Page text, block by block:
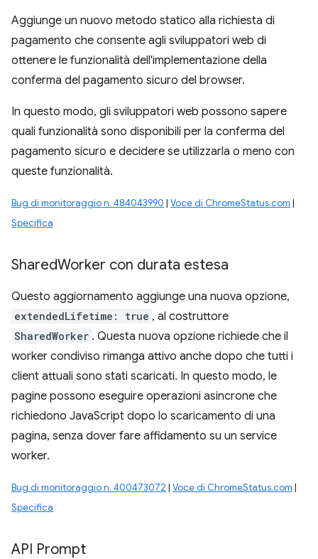
Aggiunge un nuovo metodo statico alla richiesta di
pagamento che consente agli sviluppatori web di
ottenere le funzionalità dell'implementazione della
conferma del pagamento sicuro del browser.
In questo modo, gli sviluppatori web possono sapere
quali funzionalità sono disponibili per la conferma del
pagamento sicuro e decidere se utilizzarla o meno con
queste funzionalità.
Bug di monitoraggio n. 484043990 | Voce di ChromeStatus.com |
Specifica
SharedWorker con durata estesa
Questo aggiornamento aggiunge una nuova opzione,
extendedLifetime: true , al costruttore
SharedWorker . Questa nuova opzione richiede che il
worker condiviso rimanga attivo anche dopo che tutti i
client attuali sono stati scaricati. In questo modo, le
pagine possono eseguire operazioni asincrone che
richiedono JavaScript dopo lo scaricamento di una
pagina, senza dover fare affidamento su un service
worker.
Bug di monitoraggio n. 400473072 | Voce di ChromeStatus.com |
Specifica
API Prompt